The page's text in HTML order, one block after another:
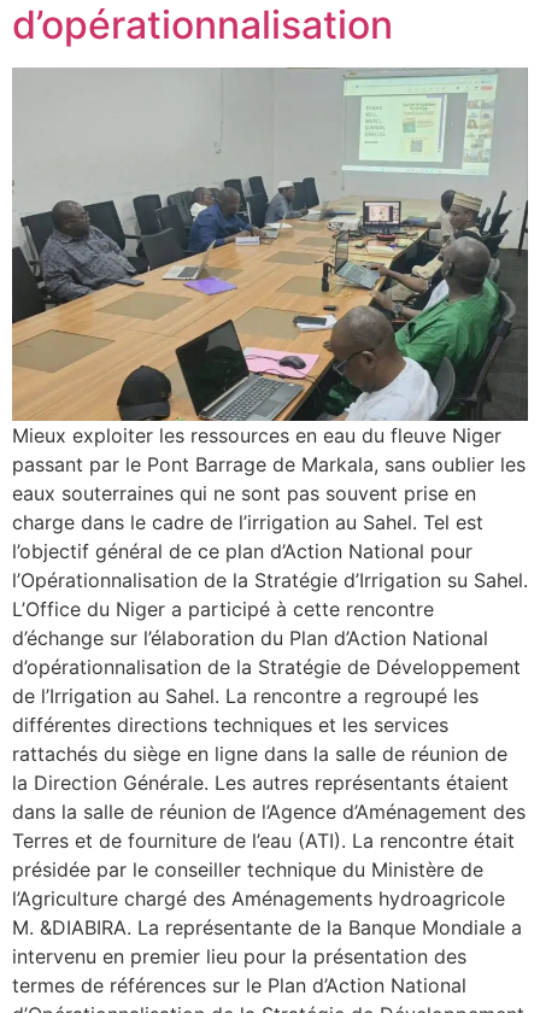
d’opérationnalisation
Mieux exploiter les ressources en eau du fleuve Niger
passant par le Pont Barrage de Markala, sans oublier les
eaux souterraines qui ne sont pas souvent prise en
charge dans le cadre de l’irrigation au Sahel. Tel est
l’objectif général de ce plan d’Action National pour
l’Opérationnalisation de la Stratégie d’Irrigation su Sahel.
L’Office du Niger a participé à cette rencontre
d’échange sur l’élaboration du Plan d’Action National
d’opérationnalisation de la Stratégie de Développement
de l’Irrigation au Sahel. La rencontre a regroupé les
différentes directions techniques et les services
rattachés du siège en ligne dans la salle de réunion de
la Direction Générale. Les autres représentants étaient
dans la salle de réunion de l’Agence d’Aménagement des
Terres et de fourniture de l’eau (ATI). La rencontre était
présidée par le conseiller technique du Ministère de
l’Agriculture chargé des Aménagements hydroagricole
M. &DIABIRA. La représentante de la Banque Mondiale a
intervenu en premier lieu pour la présentation des
termes de références sur le Plan d’Action National